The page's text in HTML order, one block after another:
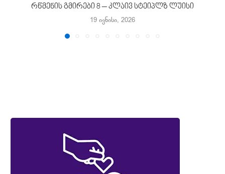
რწმენის გმირები 8 – კლაივ სტეიპლზ ლუისი
19 ივნისი, 2026